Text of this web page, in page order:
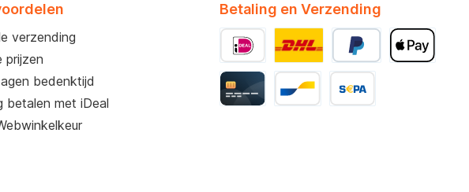
verzending
prijzen
bedenktijd
betalen met iDeal
Betaling en Verzending